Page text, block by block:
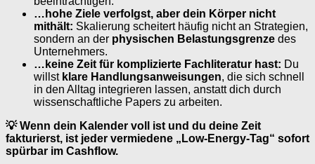
…hohe Ziele verfolgst, aber dein Körper nicht
mithält: Skalierung scheitert häufig nicht an Strategien,
sondern an der physischen Belastungsgrenze des
Unternehmers.
…keine Zeit für komplizierte Fachliteratur hast: Du
willst klare Handlungsanweisungen, die sich schnell
in den Alltag integrieren lassen, anstatt dich durch
wissenschaftliche Papers zu arbeiten.
💡 Wenn dein Kalender voll ist und du deine Zeit
fakturierst, ist jeder vermiedene „Low-Energy-Tag“ sofort
spürbar im Cashflow.